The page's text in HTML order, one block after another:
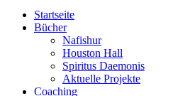
Startseite
Bücher
Nafishur
Houston Hall
Spiritus Daemonis
Aktuelle Projekte
Coaching